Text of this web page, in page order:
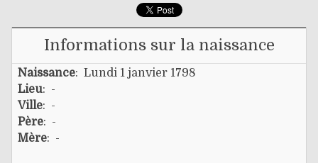
Informations sur la naissance
Naissance: Lundi 1 janvier 1798
Lieu: -
Ville: -
Père: -
Mère: -